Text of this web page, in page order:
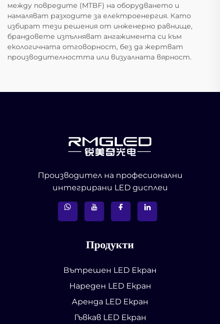
между повредите (MTBF) на оборудването и
намаляват разходите за електроенергия. Като
избират тези решения от инженерно равнище,
брандовете изпълняват ангажимента си към
екологичната отговорност, без да жертват
производителността или визуалната вярност.
Производител на професионални
интегрирани LED дисплеи
Продукти
Вътрешен LED Екран
Нареден LED Екран
Аренда LED Екран
Гъвкав LED Екран